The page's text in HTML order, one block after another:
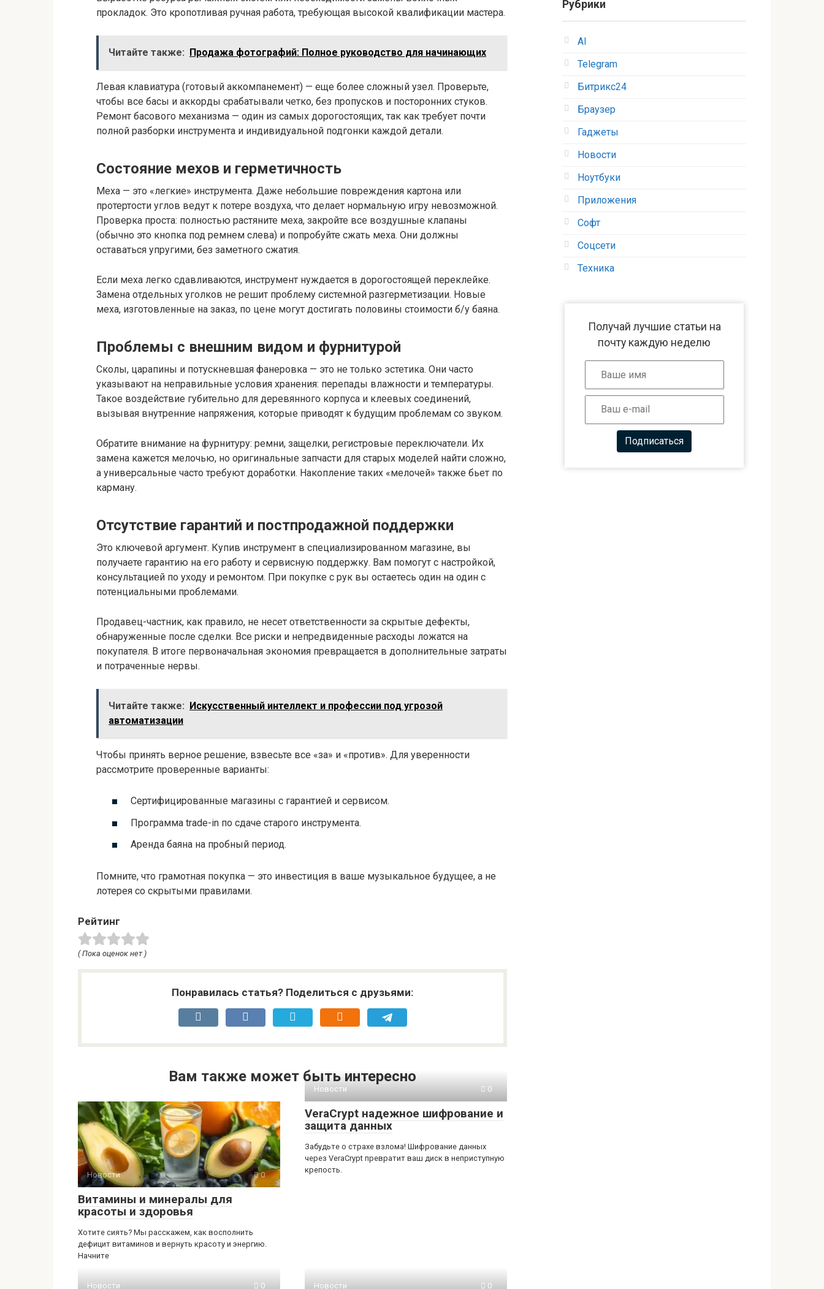
прокладок. Это кропотливая ручная работа, требующая высокой квалификации мастера.
Читайте также: Продажа фотографий: Полное руководство для начинающих
Левая клавиатура (готовый аккомпанемент) — еще более сложный узел. Проверьте,
чтобы все басы и аккорды срабатывали четко, без пропусков и посторонних стуков.
Ремонт басового механизма — один из самых дорогостоящих, так как требует почти
полной разборки инструмента и индивидуальной подгонки каждой детали.
Состояние мехов и герметичность
Меха — это «легкие» инструмента. Даже небольшие повреждения картона или
протертости углов ведут к потере воздуха, что делает нормальную игру невозможной.
Проверка проста: полностью растяните меха, закройте все воздушные клапаны
(обычно это кнопка под ремнем слева) и попробуйте сжать меха. Они должны
оставаться упругими, без заметного сжатия.
Если меха легко сдавливаются, инструмент нуждается в дорогостоящей переклейке.
Замена отдельных уголков не решит проблему системной разгерметизации. Новые
меха, изготовленные на заказ, по цене могут достигать половины стоимости б/у баяна.
Проблемы с внешним видом и фурнитурой
Сколы, царапины и потускневшая фанеровка — это не только эстетика. Они часто
указывают на неправильные условия хранения: перепады влажности и температуры.
Такое воздействие губительно для деревянного корпуса и клеевых соединений,
вызывая внутренние напряжения, которые приводят к будущим проблемам со звуком.
Обратите внимание на фурнитуру: ремни, защелки, регистровые переключатели. Их
замена кажется мелочью, но оригинальные запчасти для старых моделей найти сложно,
а универсальные часто требуют доработки. Накопление таких «мелочей» также бьет по
карману.
Отсутствие гарантий и постпродажной поддержки
Это ключевой аргумент. Купив инструмент в специализированном магазине, вы
получаете гарантию на его работу и сервисную поддержку. Вам помогут с настройкой,
консультацией по уходу и ремонтом. При покупке с рук вы остаетесь один на один с
потенциальными проблемами.
Продавец-частник, как правило, не несет ответственности за скрытые дефекты,
обнаруженные после сделки. Все риски и непредвиденные расходы ложатся на
покупателя. В итоге первоначальная экономия превращается в дополнительные затраты
и потраченные нервы.
Читайте также: Искусственный интеллект и профессии под угрозой
автоматизации
Чтобы принять верное решение, взвесьте все «за» и «против». Для уверенности
рассмотрите проверенные варианты:
Сертифицированные магазины с гарантией и сервисом.
Программа trade-in по сдаче старого инструмента.
Аренда баяна на пробный период.
Помните, что грамотная покупка — это инвестиция в ваше музыкальное будущее, а не
лотерея со скрытыми правилами.
Рейтинг
( Пока оценок нет )
Понравилась статья? Поделиться с друзьями:
Вам также может быть интересно
Новости 0
Витамины и минералы для
красоты и здоровья
Хотите сиять? Мы расскажем, как восполнить
дефицит витаминов и вернуть красоту и энергию.
Начните
Новости 0
VeraCrypt надежное шифрование и
защита данных
Забудьте о страхе взлома! Шифрование данных
через VeraCrypt превратит ваш диск в неприступную
крепость.
Новости 0 Новости 0
Рубрики
AI
Telegram
Битрикс24
Браузер
Гаджеты
Новости
Ноутбуки
Приложения
Софт
Соцсети
Техника
Получай лучшие статьи на
почту каждую неделю
Подписаться